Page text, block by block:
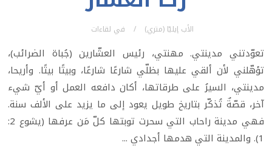
الأب إيليّا (متري) في لقاءات
تعوّدتني مدينتي. مهنتي، رئيس العشّارين (جُباة الضرائب)،
تؤهّلني لأن ألقي عليها بظلّي شارعًا شارعًا، وبيتًا بيتًا. وأريحا،
مدينتي، السيرُ على طرقاتها، أكان دافعه العمل أو أيّ شيء
آخر، قصّةٌ تُذكّر بتاريخ طويل يعود إلى ما يزيد على الألف سنة.
فهي مدينة راحاب التي سحرت توبتها كلّ مَن عرفها (يشوع 2:
1). والمدينة التي هدمها أجدادي ...